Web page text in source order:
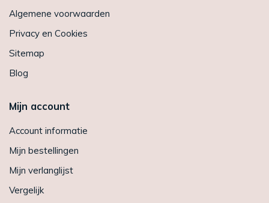
Algemene voorwaarden
Privacy en Cookies
Sitemap
Blog
Mijn account
Account informatie
Mijn bestellingen
Mijn verlanglijst
Vergelijk